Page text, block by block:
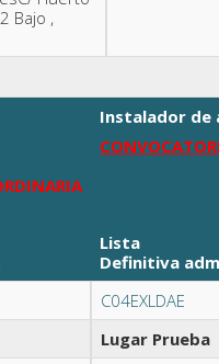
Bajo ,
Instalador de
Lista
Definitiva
C04EXLDAE
Lugar Prueba